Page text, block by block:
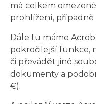
má celkem
prohlížení, případně
Dále tu máme
pokročilejší funkce,
či převádět jiné
dokumenty a
€).